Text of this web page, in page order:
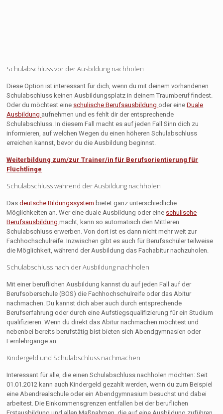
Schulabschluss vor der Ausbildung nachholen
Diese Option ist interessant für dich, wenn du mit deinem vorhandenen
Schulabschluss keinen Ausbildungsplatz in deinem Traumberuf findest.
Oder du möchtest eine schulische Berufsausbildung oder eineDuale
Ausbildung aufnehmen und es fehlt dir der entsprechende
Schulabschluss. In diesem Fall macht es auf jeden Fall Sinn dich zu
informieren, auf welchen Wegen du einen höheren Schulabschluss
erreichen kannst, bevor du die Ausbildung beginnst.
Weiterbildung zum/zur Trainer/in für Berufsorientierung für
Flüchtlinge
Schulabschluss während der Ausbildung nachholen
Dasdeutsche Bildungssystem bietet ganz unterschiedliche
Möglichkeiten an. Wer eine duale Ausbildung oder eine schulische
Berufsausbildungmacht, kann so automatisch den Mittleren
Schulabschluss erwerben. Von dort ist es dann nicht mehr weit zur
Fachhochschulreife. Inzwischen gibt es auch für Berufsschüler teilweise
die Möglichkeit, während der Ausbildung das Fachabitur nachzuholen.
Schulabschluss nach der Ausbildung nachholen
Mit einer beruflichen Ausbildung kannst du auf jeden Fall auf der
Berufsoberschule (BOS) die Fachhochschulreife oder das Abitur
nachmachen. Du kannst dich aber auch durch entsprechende
Berufserfahrung oder durch eine Aufstiegsqualifizierung für ein Studium
qualifizieren. Wenn du direkt das Abitur nachmachen möchtest und
nebenbei bereits berufstätig bist bieten sich Abendgymnasien oder
Fernlehrgänge an.
Kindergeld und Schulabschluss nachmachen
Interessant für alle, die einen Schulabschluss nachholen möchten: Seit
01.01.2012 kann auch Kindergeld gezahlt werden, wenn du zum Beispiel
eine Abendrealschule oder ein Abendgymnasium besuchst und dabei
arbeitest. Die Einkommensgrenzen entfallen bei der beruflichen